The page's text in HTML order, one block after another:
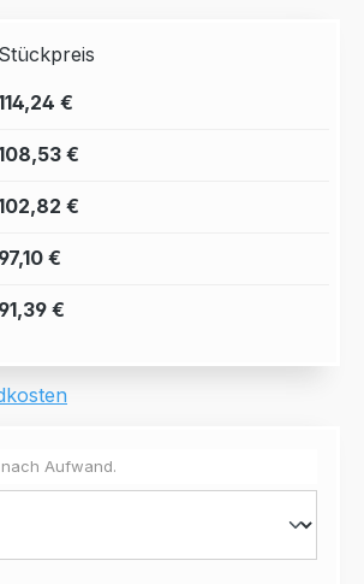
Stückpreis
€
€
€
97,10 €
91,39 €
Aufwand.